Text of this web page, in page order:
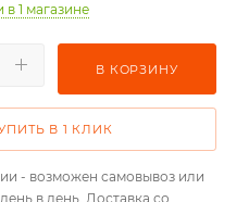
в 1 магазине
В КОРЗИНУ
В 1 КЛИК
- возможен самовывоз или
в день. Доставка со